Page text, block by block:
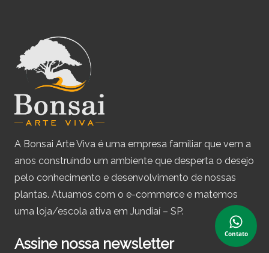
A Bonsai Arte Viva é uma empresa familiar que vem a
anos construindo um ambiente que desperta o desejo
pelo conhecimento e desenvolvimento de nossas
plantas. Atuamos com o e-commerce e matemos
uma loja/escola ativa em Jundiaí – SP.
Assine nossa newsletter
Contato